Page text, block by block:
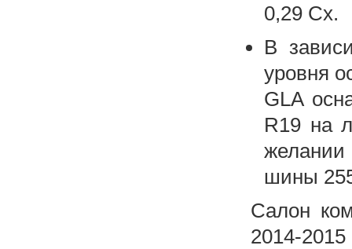
0,29 Сх.
В
уровня
GLA
R19 на
желании
шины
Салон
2014-